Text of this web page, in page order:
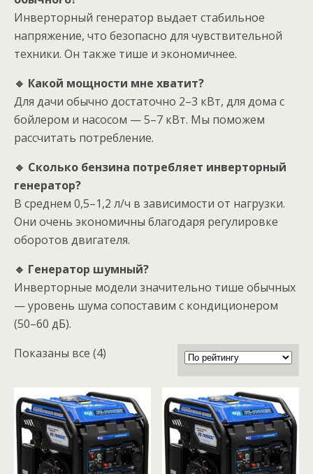
Инверторный генератор выдает стабильное
напряжение, что безопасно для чувствительной
техники. Он также тише и экономичнее.
🔹 Какой мощности мне хватит?
Для дачи обычно достаточно 2–3 кВт, для дома с
бойлером и насосом — 5–7 кВт. Мы поможем
рассчитать потребление.
🔹 Сколько бензина потребляет инверторный
генератор?
В среднем 0,5–1,2 л/ч в зависимости от нагрузки.
Они очень экономичны благодаря регулировке
оборотов двигателя.
🔹 Генератор шумный?
Инверторные модели значительно тише обычных
— уровень шума сопоставим с кондиционером
(50–60 дБ).
Показаны все (4)
рейтингу